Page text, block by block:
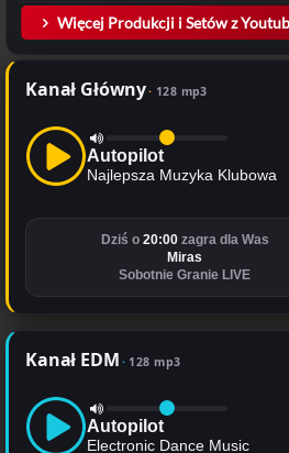
Więcej Produkcji i Setów z
Kanał Główny 128 mp3
Autopilot
Najlepsza Muzyka Klubowa
Dziś o 20:00zagra dla Was
Miras
Sobotnie Granie LIVE
Kanał EDM 128 mp3
Autopilot
Electronic Dance Music